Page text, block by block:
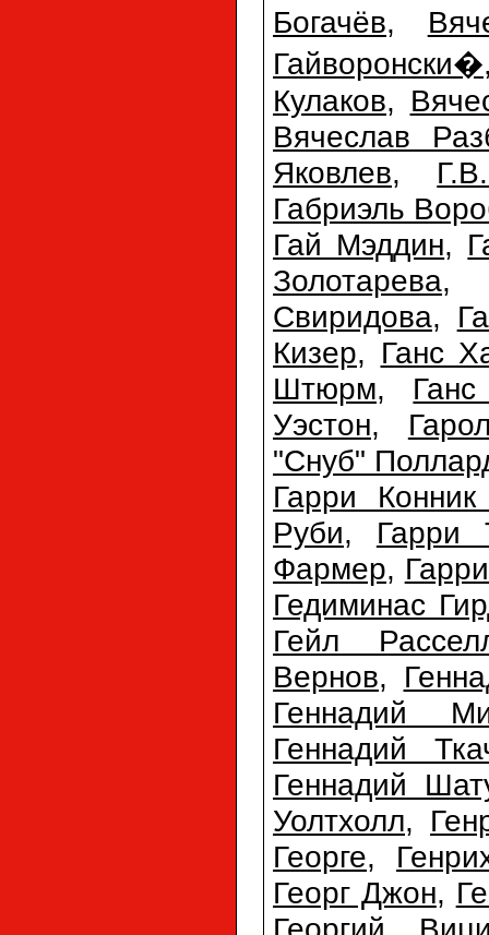
Богачёв,
Гайворонски�
Кулаков,
Вячеслав
Яковлев,
Габриэль
Гай Мэддин,
Золотарева
Свиридова,
Кизер, Ганс
Штюрм,
Уэстон,
"Снуб"
Гарри
Руби, Гарри
Фармер,
Гедиминас
Гейл
Вернов,
Геннадий
Геннадий
Геннадий
Уолтхолл,
Георге,
Георг Джон,